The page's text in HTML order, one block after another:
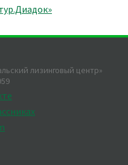
лизинговый центр»